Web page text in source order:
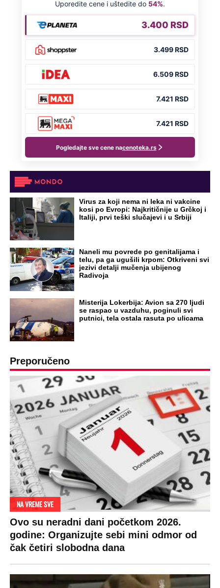
Virus za koji nema ni leka ni vakcine
kosi po Evropi: Najkritičnije u Grčkoj i
Italiji, prvi teški slučajevi i u Srbiji
Naneli mu povrede po genitalijama i
telu, pa ga ugušili krpom: Otkriveni svi
jezivi detalji mučenja ubijenog
Radivoja
Misterija Lokerbija: Avion sa 270 ljudi
se raspao u vazduhu, poginuli svi
putnici, tela ostala rasuta po ulicama
Preporučeno
NA VREME SVE
Ovo su neradni dani početkom 2026.
godine: Organizujte sebi mini odmor od
čak četiri slobodna dana